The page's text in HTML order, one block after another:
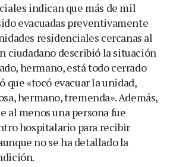
indican que más de mil
evacuadas preventivamente
residenciales cercanas al
ciudadano describió la situación
hermano, está todo cerrado
que «tocó evacuar la unidad,
hermano, tremenda». Además,
al menos una persona fue
hospitalario para recibir
no se ha detallado la